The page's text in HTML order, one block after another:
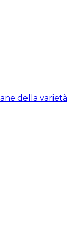
della varietà